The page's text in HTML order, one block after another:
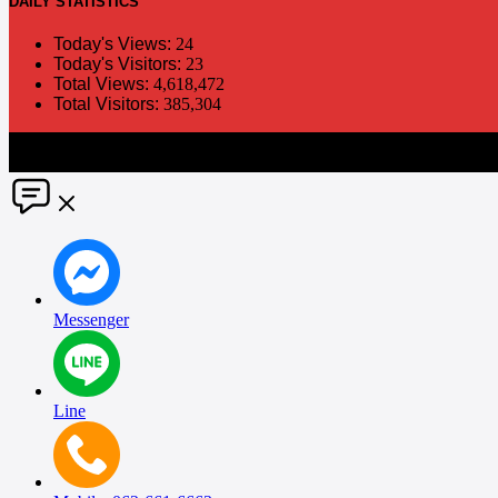
Today's Views: 24
Today's Visitors: 23
Total Views: 4,618,472
Total Visitors: 385,304
Messenger
Line